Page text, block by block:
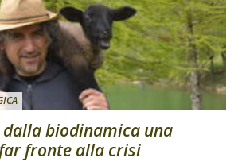
biodinamica una
fronte alla crisi